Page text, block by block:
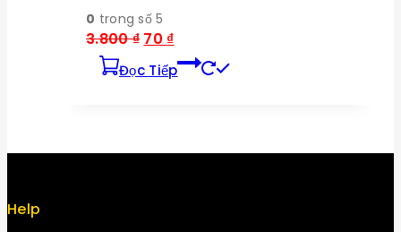
0 trong số 5
3.800₫ Giá
gốc
là:
70 ₫Giá
hiện
tại
Đọc Tiếp
Help